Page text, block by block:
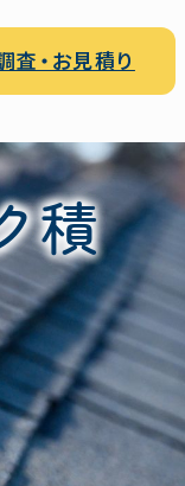
査・お見積り
積